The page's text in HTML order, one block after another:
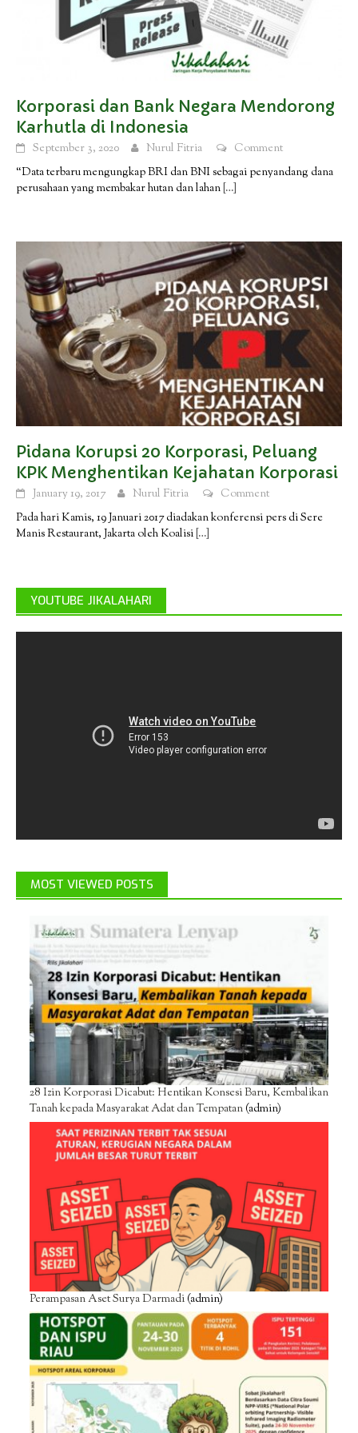
Korporasi dan Bank Negara Mendorong
Karhutla di Indonesia
September 3, 2020 Nurul Fitria
Comment
“Data terbaru mengungkap BRI dan BNI sebagai penyandang dana
perusahaan yang membakar hutan dan lahan […]
Pidana Korupsi 20 Korporasi, Peluang
KPK Menghentikan Kejahatan Korporasi
January 19, 2017 Nurul Fitria
Comment
Pada hari Kamis, 19 Januari 2017 diadakan konferensi pers di Sere
Manis Restaurant, Jakarta oleh Koalisi […]
YOUTUBE JIKALAHARI
MOST VIEWED POSTS
28 Izin Korporasi Dicabut: Hentikan Konsesi Baru, Kembalikan
Tanah kepada Masyarakat Adat dan Tempatan(admin)
Perampasan Aset Surya Darmadi(admin)